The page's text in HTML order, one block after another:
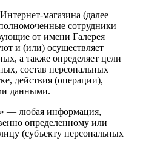
Интернет-магазина (далее —
сотрудники
от имени Галерея
и (или) осуществляет
а также определяет цели
состав персональных
действия (операции),
данными.
— любая информация,
определенному или
(субъекту персональных